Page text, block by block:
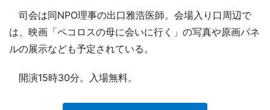
司会は同NPO理事の出口雅浩医師。会場入り口周辺で
は、映画「ペコロスの母に会いに行く」の写真や原画パネ
ルの展示なども予定されている。
開演15時30分。入場無料。